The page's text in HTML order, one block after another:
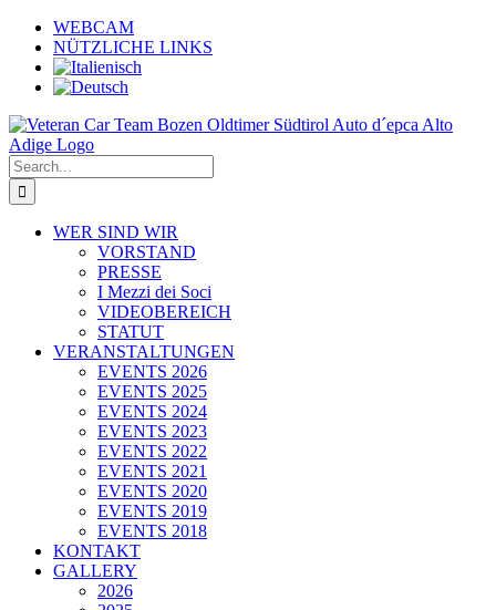
Skip
content
WEBCAM
NÜTZLICHE LINKS
Search
for:
WER SIND WIR
VORSTAND
PRESSE
I Mezzi dei Soci
VIDEOBEREICH
STATUT
VERANSTALTUNGEN
EVENTS 2026
EVENTS 2025
EVENTS 2024
EVENTS 2023
EVENTS 2022
EVENTS 2021
EVENTS 2020
EVENTS 2019
EVENTS 2018
KONTAKT
GALLERY
2026